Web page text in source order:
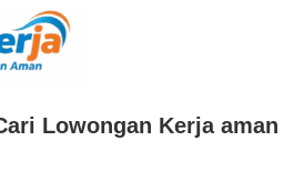
Lowongan Kerja aman